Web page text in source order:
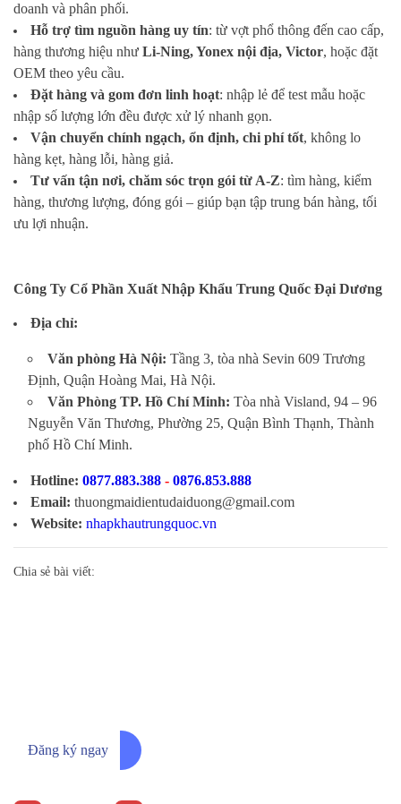
doanh và phân phối.
Hỗ trợ tìm nguồn hàng uy tín: từ vợt phổ thông đến cao cấp,
hàng thương hiệu như Li-Ning, Yonex nội địa, Victor, hoặc đặt
OEM theo yêu cầu.
Đặt hàng và gom đơn linh hoạt: nhập lẻ để test mẫu hoặc
nhập số lượng lớn đều được xử lý nhanh gọn.
Vận chuyển chính ngạch, ổn định, chi phí tốt, không lo
hàng kẹt, hàng lỗi, hàng giả.
Tư vấn tận nơi, chăm sóc trọn gói từ A-Z: tìm hàng, kiểm
hàng, thương lượng, đóng gói – giúp bạn tập trung bán hàng, tối
ưu lợi nhuận.
Công Ty Cổ Phần Xuất Nhập Khẩu Trung Quốc Đại Dương
Địa chỉ:
Văn phòng Hà Nội: Tầng 3, tòa nhà Sevin 609 Trương
Định, Quận Hoàng Mai, Hà Nội.
Văn Phòng TP. Hồ Chí Minh: Tòa nhà Visland, 94 – 96
Nguyễn Văn Thương, Phường 25, Quận Bình Thạnh, Thành
phố Hồ Chí Minh.
Hotline: 0877.883.388 - 0876.853.888
Email: thuongmaidientudaiduong@gmail.com
Website: nhapkhautrungquoc.vn
Chia sẻ bài viết:
Đăng ký ngay